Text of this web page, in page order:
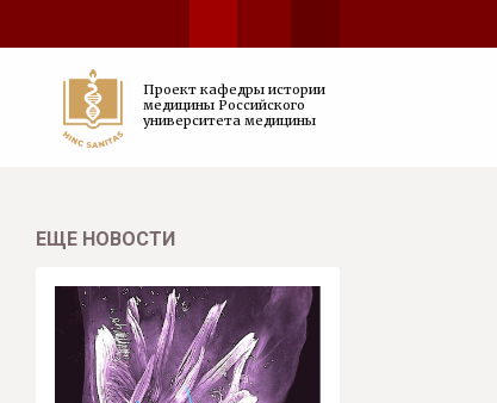
Проект кафедры истории
медицины Российского
университета медицины
ЕЩЕ НОВОСТИ